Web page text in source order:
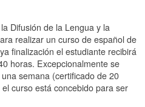
Difusión de la Lengua y la
realizar un curso de español de
finalización el estudiante recibirá
horas. Excepcionalmente se
semana (certificado de 20
curso está concebido para ser